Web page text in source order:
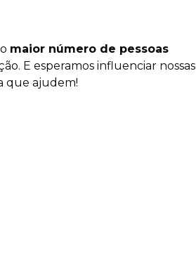
maior número de pessoas
E esperamos influenciar nossas
que ajudem!